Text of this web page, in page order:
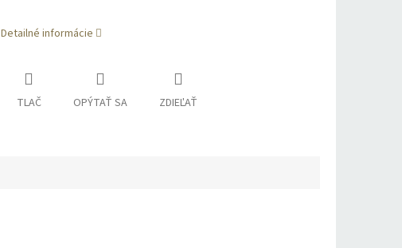
Detailné informácie
TLAČ OPÝTAŤ SA ZDIEĽAŤ